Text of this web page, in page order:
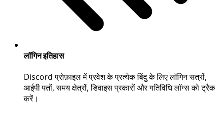
लॉगिन इतिहास
Discord प्रोफ़ाइल में प्रवेश के प्रत्येक बिंदु के लिए लॉगिन सत्रों,
आईपी पतों, समय क्षेत्रों, डिवाइस प्रकारों और गतिविधि लॉग्स को ट्रैक
करें।